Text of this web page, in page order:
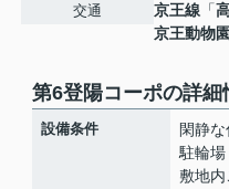
交通
京王線 「
京王動物
第6登陽コーポの詳細
設備条件
閑静
駐輪場
敷地